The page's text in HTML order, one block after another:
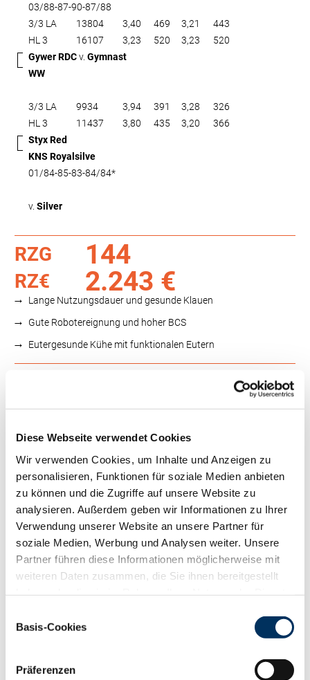
Diese Webseite verwendet Cookies
Wir verwenden Cookies, um Inhalte und Anzeigen zu
personalisieren, Funktionen für soziale Medien anbieten
zu können und die Zugriffe auf unsere Website zu
analysieren. Außerdem geben wir Informationen zu Ihrer
Verwendung unserer Website an unsere Partner für
soziale Medien, Werbung und Analysen weiter. Unsere
Partner führen diese Informationen möglicherweise mit
weiteren Daten zusammen, die Sie ihnen bereitgestellt
Cookies, wenn Sie unsere Webseite weiterhin nutzen.
Basis-Cookies
Präferenzen
03/88-87-90-87/88
3/3 LA
13804 3,40 469 3,21
443
HL 3
16107 3,23 520 3,23
520
Gywer RDCv. Gymnast
WW
3/3 LA 9934 3,94 391 3,28
326
HL 3
11437 3,80 435 3,20
366
Styx Red
KNS Royalsilve
01/84-85-83-84/84*
v. Silver
RZG 144
RZ€ 2.243 €
Lange Nutzungsdauer und gesunde Klauen
Gute Robotereignung und hoher BCS
Eutergesunde Kühe mit funktionalen Eutern
RZS
RZR
RZKd
107
RZKm
RZÖko
147
Gesundheit
RZGesund
132
RZEuterfit
RZKlaue
126
112
RZRepro
111
RZKälberfit 104